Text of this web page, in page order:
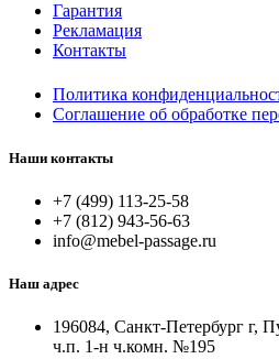
Гарантия
Рекламация
Контакты
Политика
Соглашение об обработке
Наши контакты
+7 (499) 113-25-58
+7 (812) 943-56-63
info@mebel-passage.ru
Наш адрес
196084, Санкт-Петербург г,
ч.п. 1-н ч.комн. №195